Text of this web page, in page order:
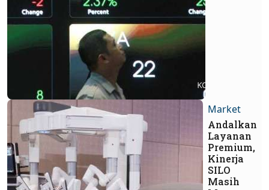
Market
Andalkan
Layanan
Premium,
Kinerja
SILO
Masih